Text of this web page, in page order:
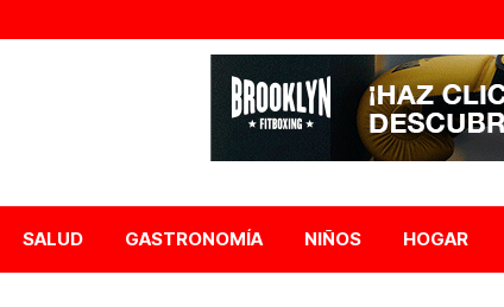
SALUD GASTRONOMÍA NIÑOS HOGAR